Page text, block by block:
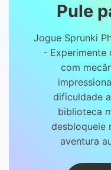
Pule
Jogue Sprunki
-
com
dificuldade
biblioteca
desbloqueie
aventura